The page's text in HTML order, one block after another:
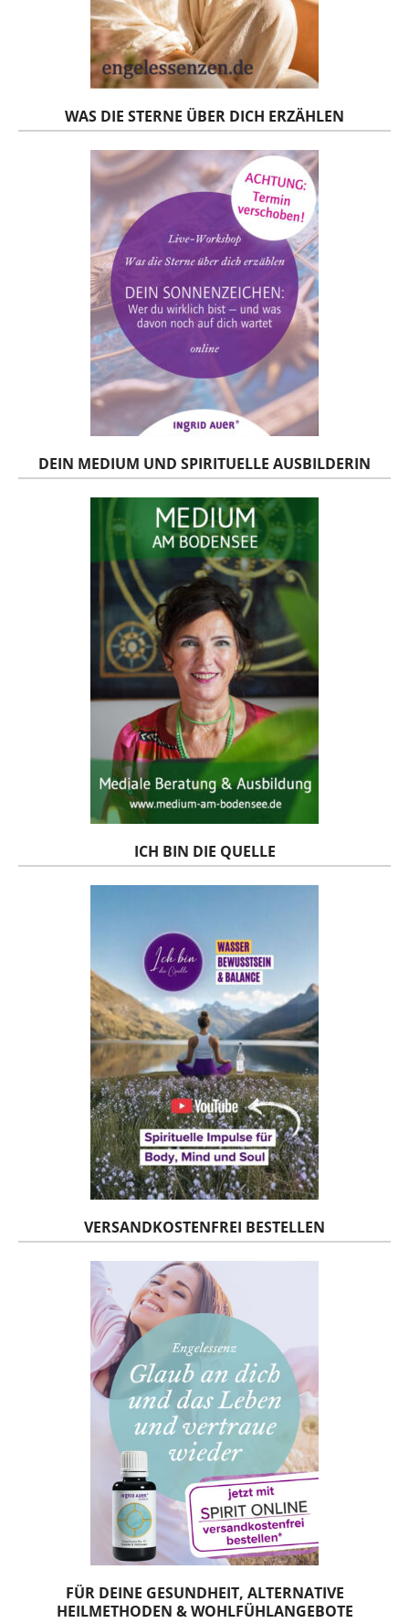
WAS DIE STERNE ÜBER DICH ERZÄHLEN
DEIN MEDIUM UND SPIRITUELLE AUSBILDERIN
ICH BIN DIE QUELLE
VERSANDKOSTENFREI BESTELLEN
FÜR DEINE GESUNDHEIT, ALTERNATIVE
HEILMETHODEN & WOHLFÜHLANGEBOTE